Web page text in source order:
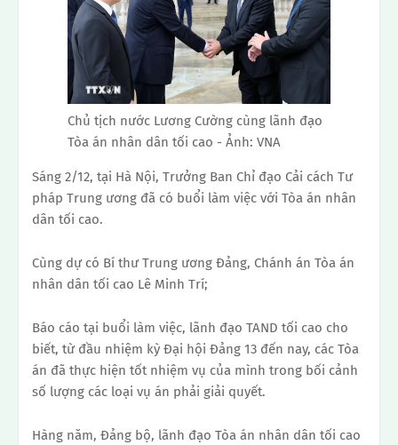
Chủ tịch nước Lương Cường cùng lãnh đạo
Tòa án nhân dân tối cao - Ảnh: VNA
Sáng 2/12, tại Hà Nội, Trưởng Ban Chỉ đạo Cải cách Tư
pháp Trung ương đã có buổi làm việc với Tòa án nhân
dân tối cao.
Cùng dự có Bí thư Trung ương Đảng, Chánh án Tòa án
nhân dân tối cao Lê Minh Trí;
Báo cáo tại buổi làm việc, lãnh đạo TAND tối cao cho
biết, từ đầu nhiệm kỳ Đại hội Đảng 13 đến nay, các Tòa
án đã thực hiện tốt nhiệm vụ của mình trong bối cảnh
số lượng các loại vụ án phải giải quyết.
Hàng năm, Đảng bộ, lãnh đạo Tòa án nhân dân tối cao